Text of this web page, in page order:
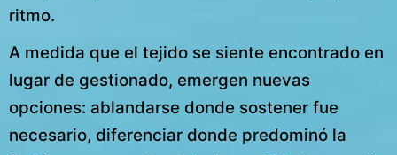
ritmo.
A medida que el tejido se siente encontrado en
lugar de gestionado, emergen nuevas
opciones: ablandarse donde sostener fue
necesario, diferenciar donde predominó la